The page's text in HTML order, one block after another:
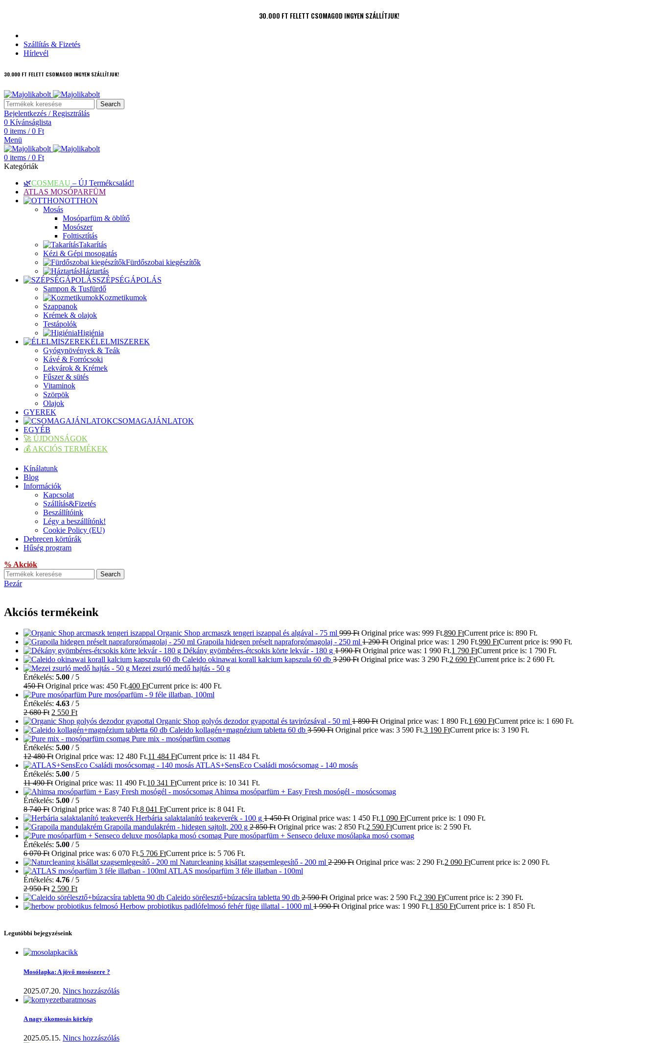
30.000 FT FELETT CSOMAGOD INGYEN SZÁLLÍTJUK!
Szállítás & Fizetés
Hírlevél
30.000 FT FELETT CSOMAGOD INGYEN SZÁLLÍTJUK!
Search
Bejelentkezés / Regisztrálás
0 Kívánságlista
0 items / 0 Ft
Menü
0 items / 0 Ft
Kategóriák
🌿COSMEAU – ÚJ Termékcsalád!
ATLAS MOSÓPARFÜM
OTTHON
Mosás
Mosóparfüm & öblítő
Mosószer
Folttisztítás
Takarítás
Kézi & Gépi mosogatás
Fürdőszobai kiegészítők
Háztartás
SZÉPSÉGÁPOLÁS
Sampon & Tusfürdő
Kozmetikumok
Szappanok
Krémek & olajok
Testápolók
Higiénia
ÉLELMISZEREK
Gyógynövények & Teák
Kávé & Forrócsoki
Lekvárok & Krémek
Fűszer & sütés
Vitaminok
Szörpök
Olajok
GYEREK
CSOMAGAJÁNLATOK
EGYÉB
🚀 ÚJDONSÁGOK
💰 AKCIÓS TERMÉKEK
Kínálatunk
Blog
Információk
Kapcsolat
Szállítás&Fizetés
Beszállítóink
Légy a beszállítónk!
Cookie Policy (EU)
Debrecen körtúrák
Hűség program
% Akciók
Search
Bezár
Akciós termékeink
Organic Shop arcmaszk tengeri iszappal és algával - 75 ml 999Ft Original price was: 999 Ft.890 FtCurrent price is: 890 Ft.
Grapoila hidegen préselt napraforgómagolaj - 250 ml 1 290Ft Original price was: 1 290 Ft.990 FtCurrent price is: 990 Ft.
Dékány gyömbéres-étcsokis körte lekvár - 180 g 1 990Ft Original price was: 1 990 Ft.1 790 FtCurrent price is: 1 790 Ft.
Caleido okinawai korall kalcium kapszula 60 db 3 290Ft Original price was: 3 290 Ft.2 690 FtCurrent price is: 2 690 Ft.
Mezei zsurló medő hajtás - 50 g
Értékelés: 5.00 / 5
450Ft Original price was: 450 Ft.400 FtCurrent price is: 400 Ft.
Pure mosóparfüm - 9 féle illatban, 100ml
Értékelés: 4.63 / 5
2 680Ft 2 550 Ft
Organic Shop golyós dezodor gyapottal és tavirózsával - 50 ml 1 890Ft Original price was: 1 890 Ft.1 690 FtCurrent price is: 1 690 Ft.
Caleido kollagén+magnézium tabletta 60 db 3 590Ft Original price was: 3 590 Ft.3 190 FtCurrent price is: 3 190 Ft.
Pure mix - mosóparfüm csomag
Értékelés: 5.00 / 5
12 480Ft Original price was: 12 480 Ft.11 484 FtCurrent price is: 11 484 Ft.
ATLAS+SensEco Családi mosócsomag - 140 mosás
Értékelés: 5.00 / 5
11 490Ft Original price was: 11 490 Ft.10 341 FtCurrent price is: 10 341 Ft.
Ahimsa mosóparfüm + Easy Fresh mosógél - mosócsomag
Értékelés: 5.00 / 5
8 740Ft Original price was: 8 740 Ft.8 041 FtCurrent price is: 8 041 Ft.
Herbária salaktalanító teakeverék - 100 g 1 450Ft Original price was: 1 450 Ft.1 090 FtCurrent price is: 1 090 Ft.
Grapoila mandulakrém - hidegen sajtolt, 200 g 2 850Ft Original price was: 2 850 Ft.2 590 FtCurrent price is: 2 590 Ft.
Pure mosóparfüm + Senseco deluxe mosólapka mosó csomag
Értékelés: 5.00 / 5
6 070Ft Original price was: 6 070 Ft.5 706 FtCurrent price is: 5 706 Ft.
Naturcleaning kisállat szagsemlegesítő - 200 ml 2 290Ft Original price was: 2 290 Ft.2 090 FtCurrent price is: 2 090 Ft.
ATLAS mosóparfüm 3 féle illatban - 100ml
Értékelés: 4.76 / 5
2 950Ft 2 590 Ft
Caleido sörélesztő+búzacsíra tabletta 90 db 2 590Ft Original price was: 2 590 Ft.2 390 FtCurrent price is: 2 390 Ft.
Herbow probiotikus padlófelmosó fehér füge illattal - 1000 ml 1 990Ft Original price was: 1 990 Ft.1 850 FtCurrent price is: 1 850 Ft.
Legutóbbi bejegyzéseink
Mosólapka: A jövő mosószere ?
2025.07.20. Nincs hozzászólás
A nagy ökomosás körkép
2025.05.15. Nincs hozzászólás